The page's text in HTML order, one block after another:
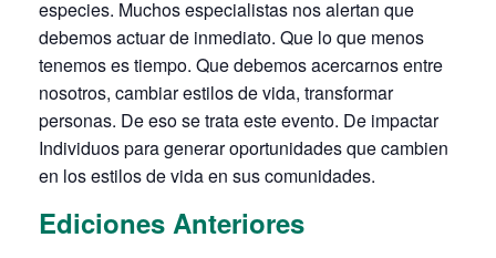
especies. Muchos especialistas nos alertan que
debemos actuar de inmediato. Que lo que menos
tenemos es tiempo. Que debemos acercarnos entre
nosotros, cambiar estilos de vida, transformar
personas. De eso se trata este evento. De impactar
Individuos para generar oportunidades que cambien
en los estilos de vida en sus comunidades.
Ediciones Anteriores